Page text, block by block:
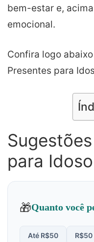
bem-estar e,
emocional.
Confira logo
Presentes para
para Idoso
🎁Quanto você
Até R$50 R$50